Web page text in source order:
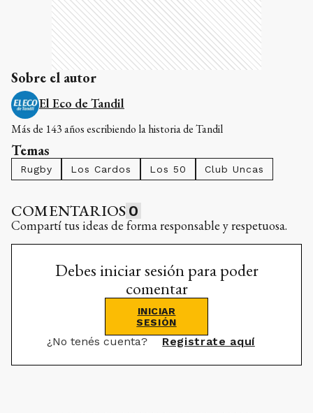
Sobre el autor
El Eco de Tandil
Más de 143 años escribiendo la historia de Tandil
Temas
Rugby Los Cardos Los 50 Club Uncas
COMENTARIOS 0
Compartí tus ideas de forma responsable y respetuosa.
Debes iniciar sesión para poder
comentar
INICIAR
SESIÓN
¿No tenés cuenta? Registrate aquí